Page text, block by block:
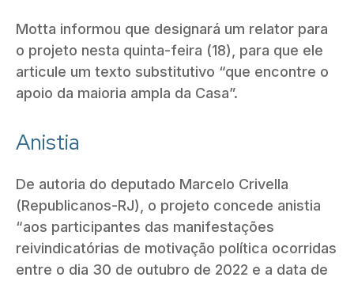
Motta informou que designará um relator para
o projeto nesta quinta-feira (18), para que ele
articule um texto substitutivo “que encontre o
apoio da maioria ampla da Casa”.
Anistia
De autoria do deputado Marcelo Crivella
(Republicanos-RJ), o projeto concede anistia
“aos participantes das manifestações
reivindicatórias de motivação política ocorridas
entre o dia 30 de outubro de 2022 e a data de